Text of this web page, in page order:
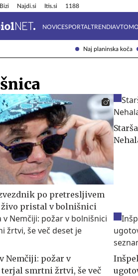
Naj planinska koča
Bizi Najdi.si Itis.si 1188
NOVICESPORTAL TRENDI
Tehnik
po pretresljivem
živo pristal v bolnišnici
Nemčiji: požar v
smrtni žrtvi, še več